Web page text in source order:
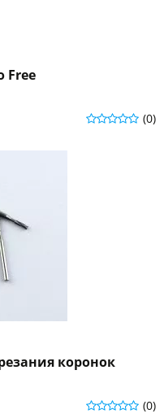
Free
(0)
коронок
(0)